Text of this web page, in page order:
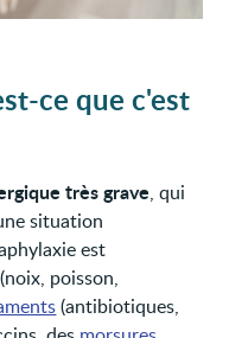
ce que c'est
très grave, qui
situation
est
(noix, poisson,
(antibiotiques,